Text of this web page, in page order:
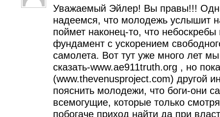
Уважаемый Эйлер! Вы правы!!!
надеемся, что молодежь услышит
поймет наконец-то, что
фундамент с ускорением
самолета. Вот тут уже много лет
сказать-www.ae911truth.org , но
(www.thevenusproject.com) другой
пояснить молодежи, что боги-они
всемогущие, которые только
побогаче приход найти да при